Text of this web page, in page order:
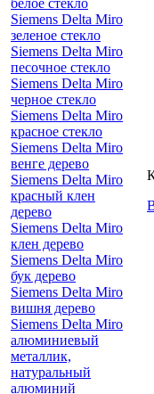
белое стекло
Siemens Delta Miro
зеленое стекло
Siemens Delta Miro
песочное стекло
Siemens Delta Miro
черное стекло
Siemens Delta Miro
красное стекло
Siemens Delta Miro
венге дерево
Siemens Delta Miro
красный клен
дерево
Siemens Delta Miro
клен дерево
Siemens Delta Miro
бук дерево
Siemens Delta Miro
вишня дерево
Siemens Delta Miro
алюминиевый
металлик,
натуральный
алюминий